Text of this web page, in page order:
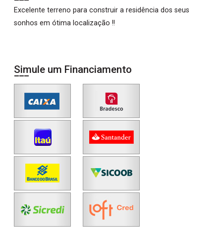
Excelente terreno para construir a residência dos seus
sonhos em ótima localização !!
Simule um Financiamento